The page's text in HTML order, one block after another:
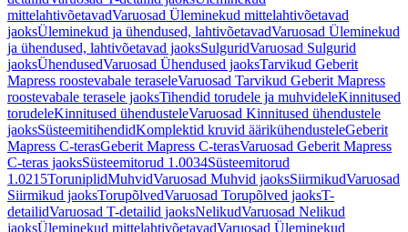
mittelahtivõetavadVaruosad Üleminekud mittelahtivõetavad
jaoksÜleminekud ja ühendused, lahtivõetavadVaruosad Üleminekud
ja ühendused, lahtivõetavad jaoksSulguridVaruosad Sulgurid
jaoksÜhendusedVaruosad Ühendused jaoksTarvikud Geberit
Mapress roostevabale teraseleVaruosad Tarvikud Geberit Mapress
roostevabale terasele jaoksTihendid torudele ja muhvideleKinnitused
torudeleKinnitused ühendusteleVaruosad Kinnitused ühendustele
jaoksSüsteemitihendidKomplektid kruvid äärikühendusteleGeberit
Mapress C-terasGeberit Mapress C-terasVaruosad Geberit Mapress
C-teras jaoksSüsteemitorud 1.0034Süsteemitorud
1.0215ToruniplidMuhvidVaruosad Muhvid jaoksSiirmikudVaruosad
Siirmikud jaoksTorupõlvedVaruosad Torupõlved jaoksT-
detailidVaruosad T-detailid jaoksNelikudVaruosad Nelikud
jaoksÜleminekud mittelahtivõetavadVaruosad Üleminekud